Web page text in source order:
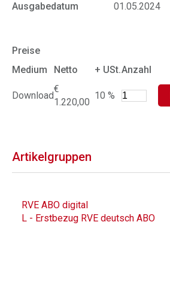
Ausgabedatum
01.05.2024
Preise
Medium
Netto + USt.Anzahl
Download
€
1.220,00
10 %
Artikelgruppen
RVE ABO digital
L - Erstbezug RVE deutsch ABO